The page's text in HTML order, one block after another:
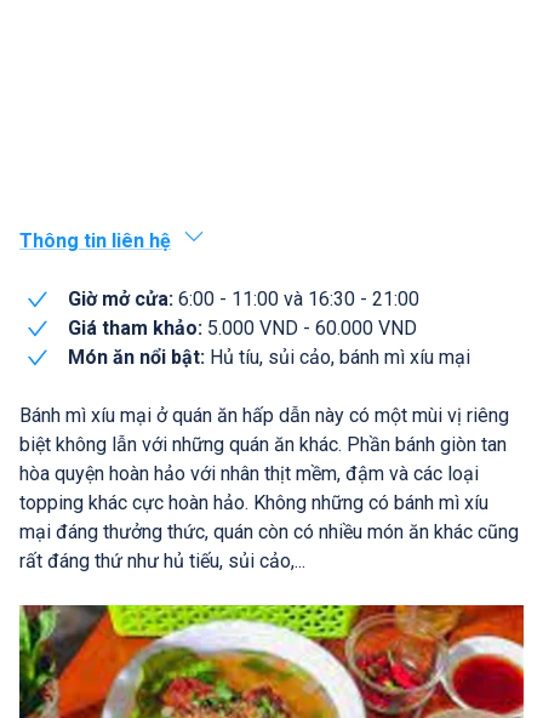
Thông tin liên hệ
Giờ mở cửa: 6:00 - 11:00 và 16:30 - 21:00
Giá tham khảo: 5.000 VND - 60.000 VND
Món ăn nổi bật: Hủ tíu, sủi cảo, bánh mì xíu mại
Bánh mì xíu mại ở quán ăn hấp dẫn này có một mùi vị riêng
biệt không lẫn với những quán ăn khác. Phần bánh giòn tan
hòa quyện hoàn hảo với nhân thịt mềm, đậm và các loại
topping khác cực hoàn hảo. Không những có bánh mì xíu
mại đáng thưởng thức, quán còn có nhiều món ăn khác cũng
rất đáng thứ như hủ tiếu, sủi cảo,...